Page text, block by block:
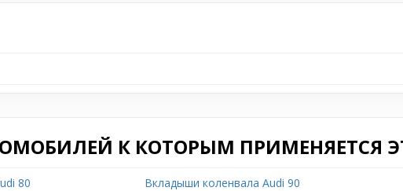
К КОТОРЫМ ПРИМЕНЯЕТСЯ
80 Вкладыши коленвала Audi 90